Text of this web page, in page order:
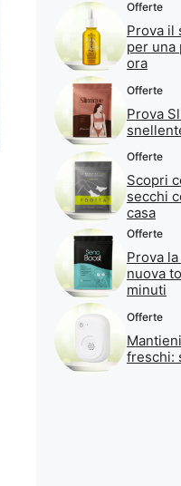
Offerte
Prova il
per una
ora
Offerte
Prova
Offerte
Scopri
secchi
casa
Offerte
Prova
nuova
minuti
Offerte
freschi: